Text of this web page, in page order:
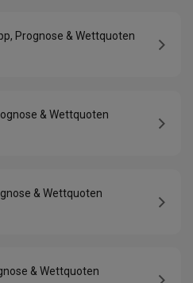
Prognose & Wettquoten
& Wettquoten
& Wettquoten
& Wettquoten